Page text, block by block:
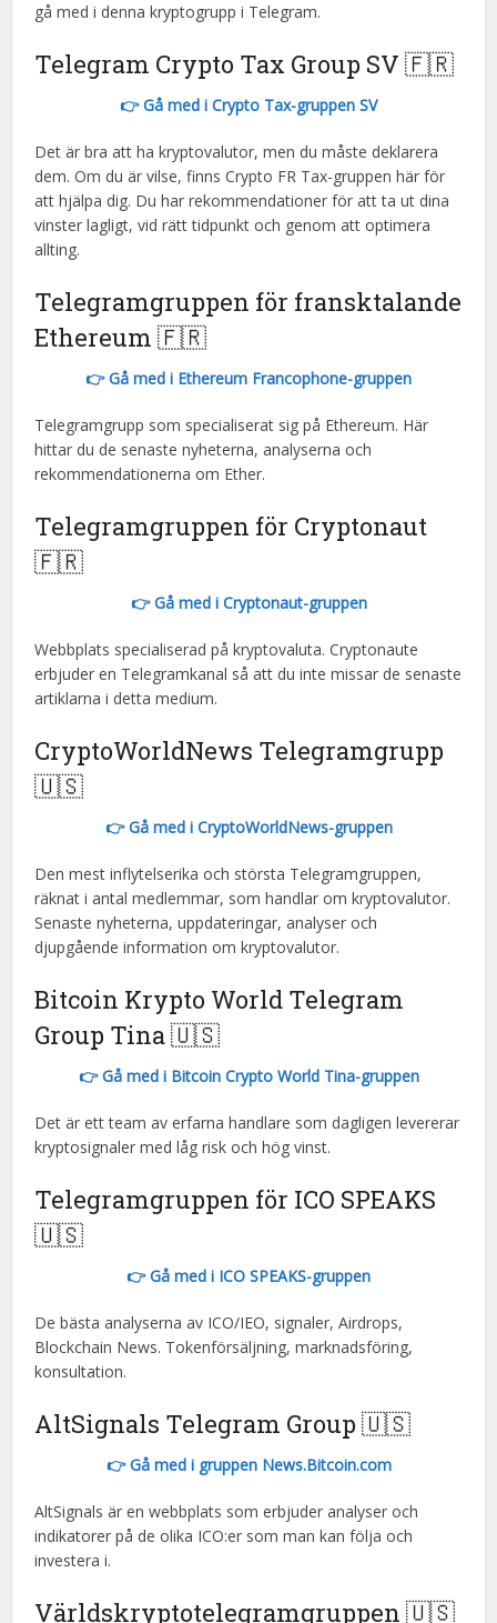
gå med i denna kryptogrupp i Telegram.
Telegram Crypto Tax Group SV 🇫🇷
👉 Gå med i Crypto Tax-gruppen SV
Det är bra att ha kryptovalutor, men du måste deklarera
dem. Om du är vilse, finns Crypto FR Tax-gruppen här för
att hjälpa dig. Du har rekommendationer för att ta ut dina
vinster lagligt, vid rätt tidpunkt och genom att optimera
allting.
Telegramgruppen för fransktalande
Ethereum 🇫🇷
👉 Gå med i Ethereum Francophone-gruppen
Telegramgrupp som specialiserat sig på Ethereum. Här
hittar du de senaste nyheterna, analyserna och
rekommendationerna om Ether.
Telegramgruppen för Cryptonaut
🇫🇷
👉 Gå med i Cryptonaut-gruppen
Webbplats specialiserad på kryptovaluta. Cryptonaute
erbjuder en Telegramkanal så att du inte missar de senaste
artiklarna i detta medium.
CryptoWorldNews Telegramgrupp
🇺🇸
👉 Gå med i CryptoWorldNews-gruppen
Den mest inflytelserika och största Telegramgruppen,
räknat i antal medlemmar, som handlar om kryptovalutor.
Senaste nyheterna, uppdateringar, analyser och
djupgående information om kryptovalutor.
Bitcoin Krypto World Telegram
Group Tina 🇺🇸
👉 Gå med i Bitcoin Crypto World Tina-gruppen
Det är ett team av erfarna handlare som dagligen levererar
kryptosignaler med låg risk och hög vinst.
Telegramgruppen för ICO SPEAKS
🇺🇸
👉 Gå med i ICO SPEAKS-gruppen
De bästa analyserna av ICO/IEO, signaler, Airdrops,
Blockchain News. Tokenförsäljning, marknadsföring,
konsultation.
AltSignals Telegram Group 🇺🇸
👉 Gå med i gruppen News.Bitcoin.com
AltSignals är en webbplats som erbjuder analyser och
indikatorer på de olika ICO:er som man kan följa och
investera i.
Världskryptotelegramgruppen 🇺🇸